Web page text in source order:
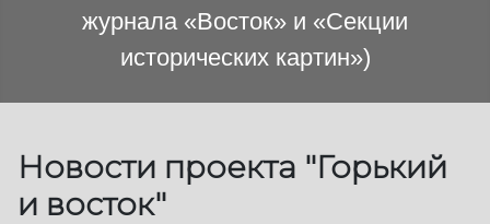
журнала «Восток» и «Секции
исторических картин»)
Новости проекта "Горький
и восток"